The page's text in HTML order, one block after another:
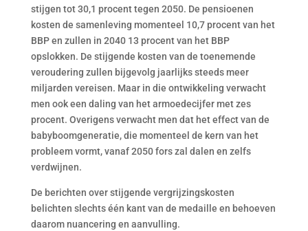
stijgen tot 30,1 procent tegen 2050. De pensioenen
kosten de samenleving momenteel 10,7 procent van het
BBP en zullen in 2040 13 procent van het BBP
opslokken. De stijgende kosten van de toenemende
veroudering zullen bijgevolg jaarlijks steeds meer
miljarden vereisen. Maar in die ontwikkeling verwacht
men ook een daling van het armoedecijfer met zes
procent. Overigens verwacht men dat het effect van de
babyboomgeneratie, die momenteel de kern van het
probleem vormt, vanaf 2050 fors zal dalen en zelfs
verdwijnen.
De berichten over stijgende vergrijzingskosten
belichten slechts één kant van de medaille en behoeven
daarom nuancering en aanvulling.